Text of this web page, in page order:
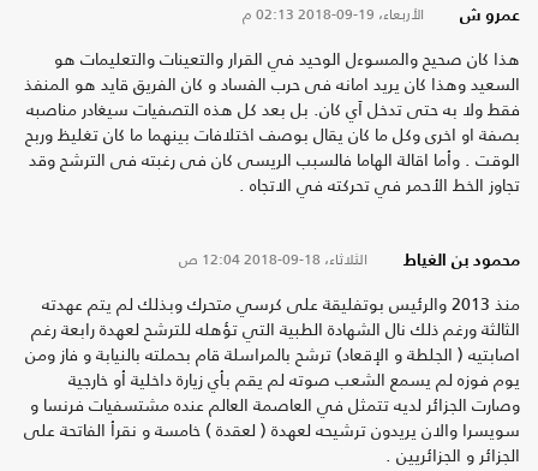
عمرو ش الأربعاء، 19-09-2018 02:13 م
هذا كان صحيح والمسوءل الوحيد في القرار والتعينات والتعليمات هو
السعيد وهذا كان يريد امانه فى حرب الفساد و كان الفريق قايد هو المنفذ
فقط ولا به حتى تدخل اَي كان. بل بعد كل هذه التصفيات سيغادر مناصبه
بصفة او اخرى وكل ما كان يقال بوصف اختلافات بينهما ما كان تغليظ وربح
الوقت . وأما اقالة الهاما فالسبب الريسى كان فى رغبته فى الترشح وقد
تجاوز الخط الأحمر في تحركته في الاتجاه .
محمود بن الغياط الثلاثاء، 18-09-2018 12:04 ص
منذ 2013 والرئيس بوتفليقة على كرسي متحرك وبذلك لم يتم عهدته
الثالثة ورغم ذلك نال الشهادة الطبية التي تؤهله للترشح لعهدة رابعة رغم
اصابتيه ( الجلطة و الإقعاد) ترشح بالمراسلة قام بحملته بالنيابة و فاز ومن
يوم فوزه لم يسمع الشعب صوته لم يقم بأي زيارة داخلية أو خارجية
وصارت الجزائر لديه تتمثل في العاصمة العالم عنده مشتسفيات فرنسا و
سويسرا والان يريدون ترشيحه لعهدة ( لعقدة ) خامسة و نقرأ الفاتحة على
الجزائر و الجزائريين .